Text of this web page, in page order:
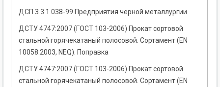
ДСП 3.3.1.038-99 Предприятия черной металлургии
ДСТУ 4747:2007 (ГОСТ 103-2006) Прокат сортовой
стальной горячекатаный полосовой. Сортамент (EN
10058:2003, NEQ). Поправка
ДСТУ 4747:2007 (ГОСТ 103-2006) Прокат сортовой
стальной горячекатаный полосовой. Сортамент (EN